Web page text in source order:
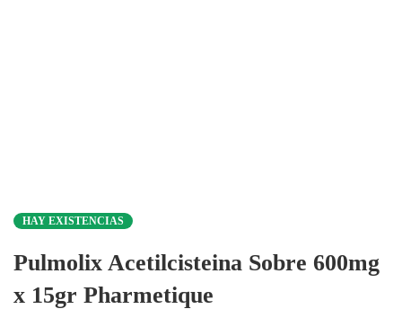
HAY EXISTENCIAS
Pulmolix Acetilcisteina Sobre 600mg
x 15gr Pharmetique